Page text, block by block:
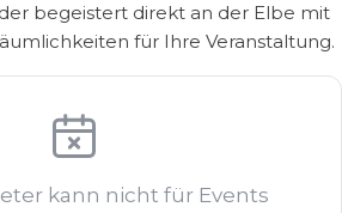
begeistert direkt an der Elbe mit
für Ihre Veranstaltung.
kann nicht für Events